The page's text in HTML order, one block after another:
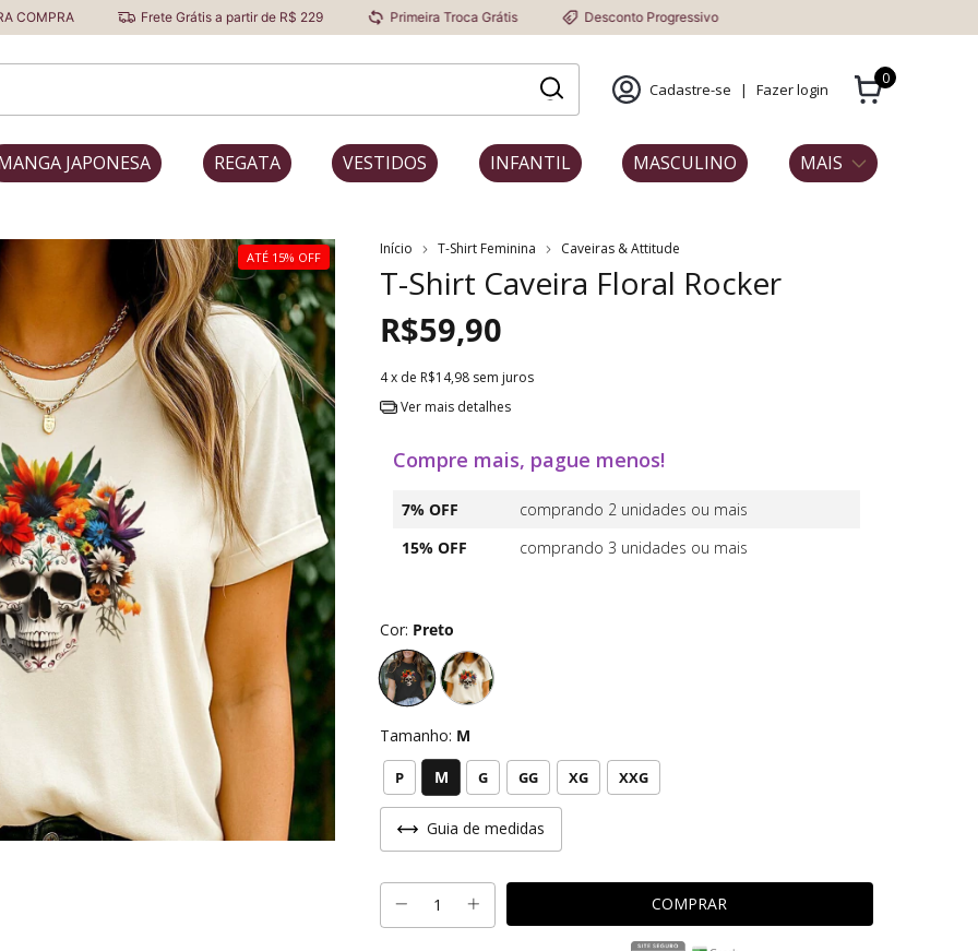
Frete Grátis a partir de R$ 229 Primeira Troca Grátis Desconto Progressivo
Cadastre-se | Fazer login
0
JAPONESA REGATA VESTIDOS INFANTIL MASCULINO MAIS
ATÉ 15% OFF Início T-Shirt Feminina Caveiras & Attitude
T-Shirt Caveira Floral Rocker
R$59,90
4x de R$14,98 sem juros
Ver mais detalhes
Compre mais, pague menos!
7% OFF
comprando 2 unidades ou mais
15% OFF
comprando 3 unidades ou mais
Cor: Preto
Tamanho: M
P M G GG XG XXG
Guia de medidas